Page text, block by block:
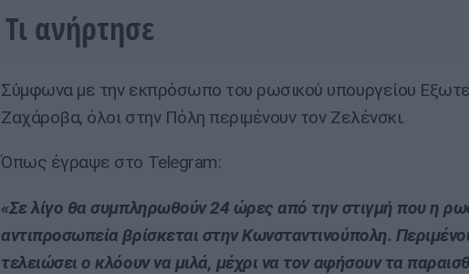
Τι ανήρτησε
Σύμφωνα με την εκπρόσωπο του ρωσικού υπουργείου
Ζαχάροβα, όλοι στην Πόλη περιμένουν τον Ζελένσκι.
Όπως έγραψε στο Telegram:
«Σε λίγο θα συμπληρωθούν 24 ώρες από την στιγμή που η
αντιπροσωπεία βρίσκεται στην Κωνσταντινούπολη.
τελειώσει ο κλόουν να μιλά, μέχρι να τον αφήσουν τα